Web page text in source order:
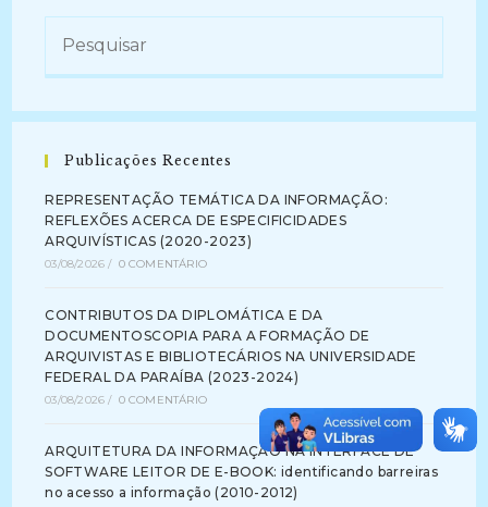
Publicações Recentes
REPRESENTAÇÃO TEMÁTICA DA INFORMAÇÃO:
REFLEXÕES ACERCA DE ESPECIFICIDADES
ARQUIVÍSTICAS (2020-2023)
03/08/2026 / 0 COMENTÁRIO
CONTRIBUTOS DA DIPLOMÁTICA E DA
DOCUMENTOSCOPIA PARA A FORMAÇÃO DE
ARQUIVISTAS E BIBLIOTECÁRIOS NA UNIVERSIDADE
FEDERAL DA PARAÍBA (2023-2024)
03/08/2026 / 0 COMENTÁRIO
ARQUITETURA DA INFORMAÇÃO NA INTERFACE DE
SOFTWARE LEITOR DE E-BOOK: identificando barreiras
no acesso a informação (2010-2012)